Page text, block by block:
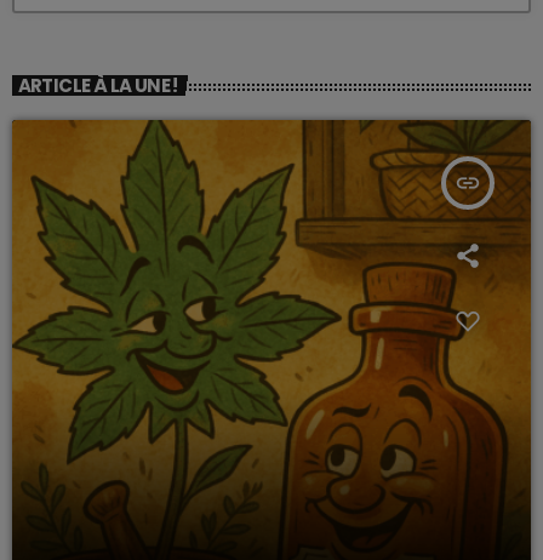
ARTICLE À LA UNE !
insert_link